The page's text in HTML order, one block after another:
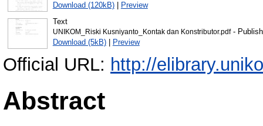
Download (120kB)|
Preview
Text
UNIKOM_Riski Kusniyanto_Kontak dan Konstributor.pdf-
Download (5kB)| Preview
Official URL: http://
Abstract